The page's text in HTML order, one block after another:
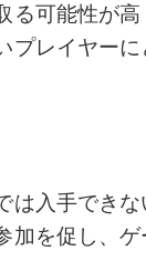
る可能性が
プレイヤー
は入手でき
を促し、ゲ